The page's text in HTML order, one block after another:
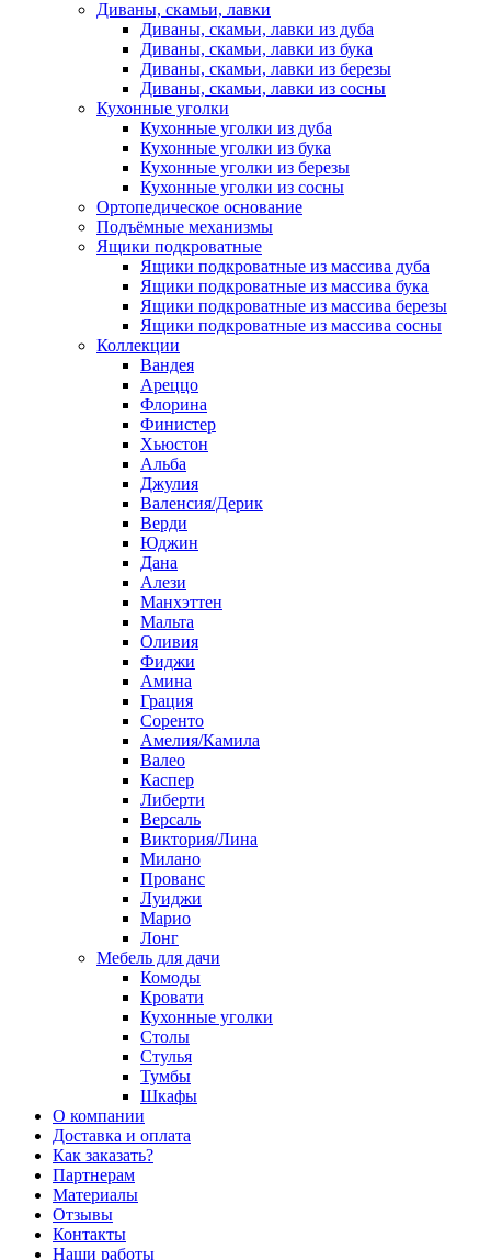
Диваны, скамьи, лавки
Диваны, скамьи, лавки из дуба
Диваны, скамьи, лавки из бука
Диваны, скамьи, лавки из березы
Диваны, скамьи, лавки из сосны
Кухонные уголки
Кухонные уголки из дуба
Кухонные уголки из бука
Кухонные уголки из березы
Кухонные уголки из сосны
Ортопедическое основание
Подъёмные механизмы
Ящики подкроватные
Ящики подкроватные из массива дуба
Ящики подкроватные из массива бука
Ящики подкроватные из массива березы
Ящики подкроватные из массива сосны
Коллекции
Вандея
Ареццо
Флорина
Финистер
Хьюстон
Альба
Джулия
Валенсия/Дерик
Верди
Юджин
Дана
Алези
Манхэттен
Мальта
Оливия
Фиджи
Амина
Грация
Соренто
Амелия/Камила
Валео
Каспер
Либерти
Версаль
Виктория/Лина
Милано
Прованс
Луиджи
Марио
Лонг
Мебель для дачи
Комоды
Кровати
Кухонные уголки
Столы
Стулья
Тумбы
Шкафы
О компании
Доставка и оплата
Как заказать?
Партнерам
Материалы
Отзывы
Контакты
Наши работы